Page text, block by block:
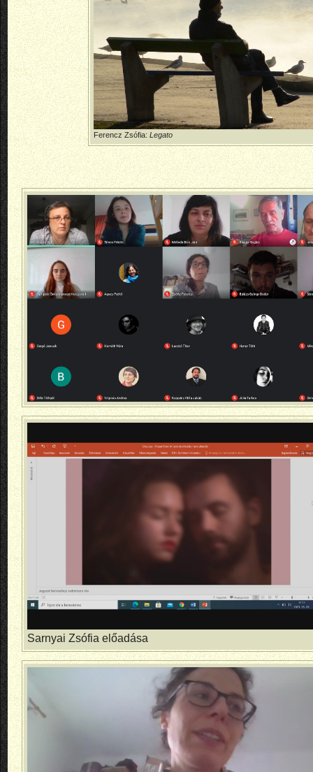
Ferencz Zsófia: Legato
Sarnyai Zsófia előadása